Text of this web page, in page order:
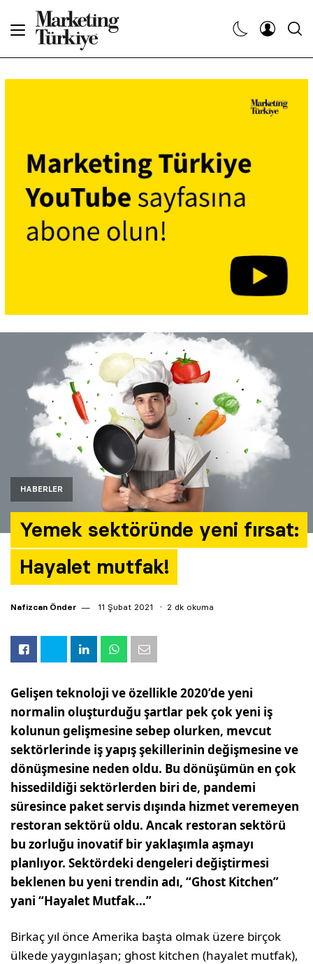
HABERLER
Yemek sektöründe yeni fırsat:
Hayalet mutfak!
Nafizcan Önder 11 Şubat 2021 2 dk okuma
Gelişen teknoloji ve özellikle 2020’de yeni
normalin oluşturduğu şartlar pek çok yeni iş
kolunun gelişmesine sebep olurken, mevcut
sektörlerinde iş yapış şekillerinin değişmesine ve
dönüşmesine neden oldu. Bu dönüşümün en çok
hissedildiği sektörlerden biri de, pandemi
süresince paket servis dışında hizmet veremeyen
restoran sektörü oldu. Ancak restoran sektörü
bu zorluğu inovatif bir yaklaşımla aşmayı
planlıyor. Sektördeki dengeleri değiştirmesi
beklenen bu yeni trendin adı, “Ghost Kitchen”
yani “Hayalet Mutfak…”
Birkaç yıl önce Amerika başta olmak üzere birçok
ülkede yaygınlaşan; ghost kitchen (hayalet mutfak),
Dergiler
Etkinlikler
Araştırma